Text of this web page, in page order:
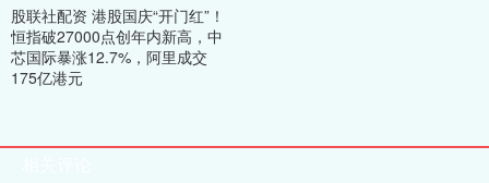
股联社配资 港股国庆“开门红”！
恒指破27000点创年内新高，中
芯国际暴涨12.7%，阿里成交
175亿港元